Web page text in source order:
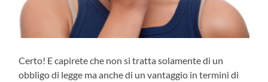
Certo! E capirete che non si tratta solamente di un
obbligo di legge ma anche di un vantaggio in termini di